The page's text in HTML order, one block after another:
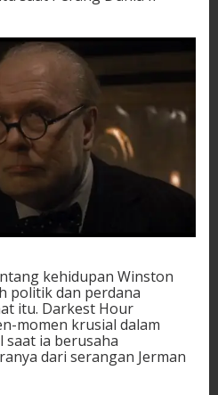
kehidupan Winston
politik dan perdana
itu. Darkest Hour
momen krusial dalam
saat ia berusaha
dari serangan Jerman